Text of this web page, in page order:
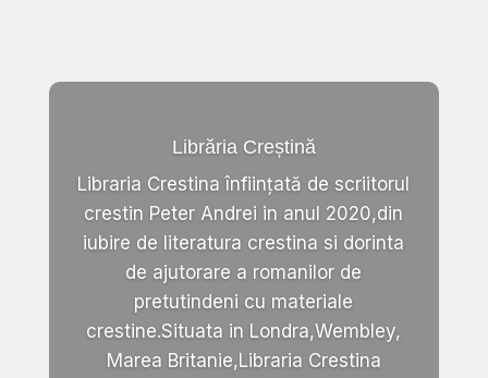
Librăria Creștină
Libraria Crestina înființată de scriitorul
crestin Peter Andrei in anul 2020,din
iubire de literatura crestina si dorinta
de ajutorare a romanilor de
pretutindeni cu materiale
crestine.Situata in Londra,Wembley,
Marea Britanie,Libraria Crestina